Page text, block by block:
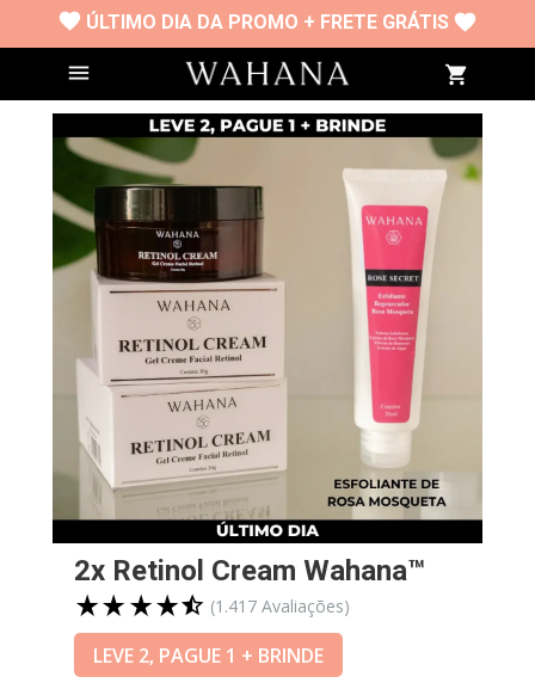
ÚLTIMO DIA DA PROMO + FRETE GRÁTIS
2x Retinol Cream Wahana™
(1.417 Avaliações)
LEVE 2, PAGUE 1 + BRINDE